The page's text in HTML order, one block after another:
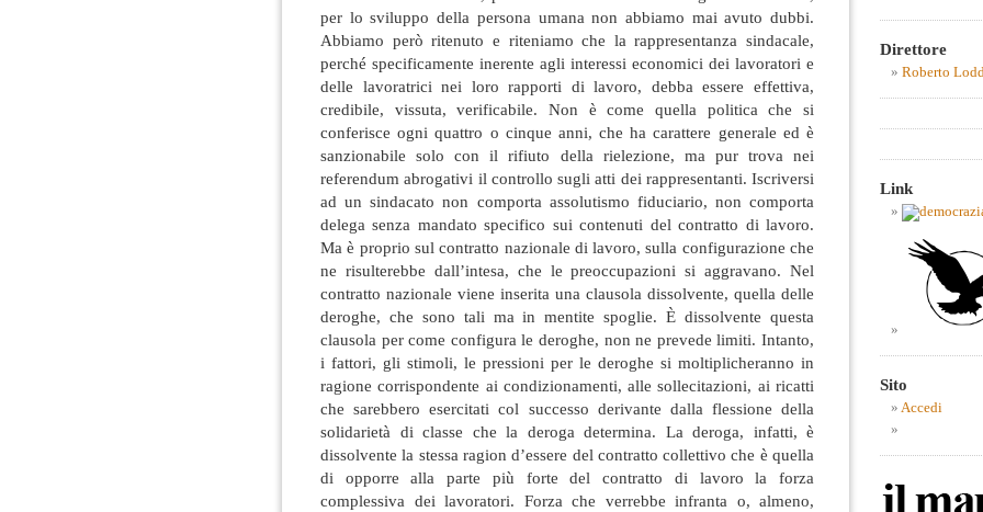
per lo sviluppo della persona umana non abbiamo mai avuto dubbi.
Abbiamo però ritenuto e riteniamo che la rappresentanza sindacale,
perché specificamente inerente agli interessi economici dei lavoratori e
delle lavoratrici nei loro rapporti di lavoro, debba essere effettiva,
credibile, vissuta, verificabile. Non è come quella politica che si
conferisce ogni quattro o cinque anni, che ha carattere generale ed è
sanzionabile solo con il rifiuto della rielezione, ma pur trova nei
referendum abrogativi il controllo sugli atti dei rappresentanti. Iscriversi
ad un sindacato non comporta assolutismo fiduciario, non comporta
delega senza mandato specifico sui contenuti del contratto di lavoro.
Ma è proprio sul contratto nazionale di lavoro, sulla configurazione che
ne risulterebbe dall’intesa, che le preoccupazioni si aggravano. Nel
contratto nazionale viene inserita una clausola dissolvente, quella delle
deroghe, che sono tali ma in mentite spoglie. È dissolvente questa
clausola per come configura le deroghe, non ne prevede limiti. Intanto,
i fattori, gli stimoli, le pressioni per le deroghe si moltiplicheranno in
ragione corrispondente ai condizionamenti, alle sollecitazioni, ai ricatti
che sarebbero esercitati col successo derivante dalla flessione della
solidarietà di classe che la deroga determina. La deroga, infatti, è
dissolvente la stessa ragion d’essere del contratto collettivo che è quella
di opporre alla parte più forte del contratto di lavoro la forza
complessiva dei lavoratori. Forza che verrebbe infranta o, almeno,
Direttore
Roberto
Link
Sito
Accedi